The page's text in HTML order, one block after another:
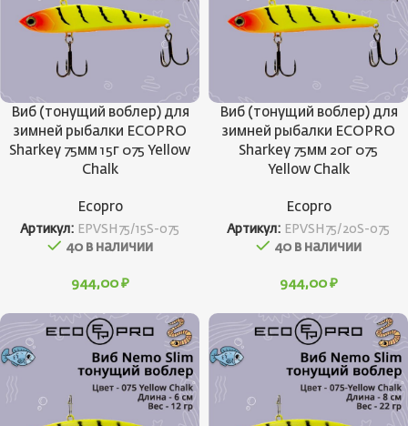
Виб (тонущий воблер) для
зимней рыбалки ECOPRO
Sharkey 75мм 15г 075 Yellow
Chalk
Ecopro
Артикул: EPVSH75/15S-075
40 в наличии
944,00 ₽
Виб (тонущий воблер) для
зимней рыбалки ECOPRO
Sharkey 75мм 20г 075
Yellow Chalk
Ecopro
Артикул: EPVSH75/20S-075
40 в наличии
944,00 ₽